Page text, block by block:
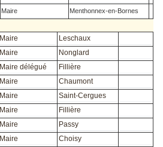
Maire Menthonnex-en-Bornes
Maire
Leschaux
Maire
Nonglard
Maire délégué
Fillière
Maire
Chaumont
Maire
Saint-Cergues
Maire
Fillière
Maire
Passy
Maire Choisy